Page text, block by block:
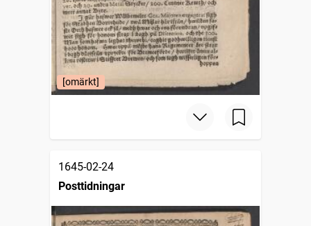
[omärkt]
1645-02-24
Posttidningar